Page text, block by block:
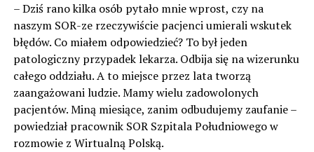
– Dziś rano kilka osób pytało mnie wprost, czy na
naszym SOR-ze rzeczywiście pacjenci umierali wskutek
błędów. Co miałem odpowiedzieć? To był jeden
patologiczny przypadek lekarza. Odbija się na wizerunku
całego oddziału. A to miejsce przez lata tworzą
zaangażowani ludzie. Mamy wielu zadowolonych
pacjentów. Miną miesiące, zanim odbudujemy zaufanie –
powiedział pracownik SOR Szpitala Południowego w
rozmowie z Wirtualną Polską.